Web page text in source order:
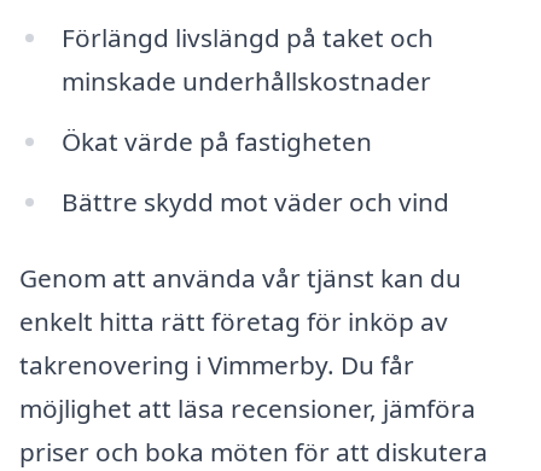
Förlängd livslängd på taket och
minskade underhållskostnader
Ökat värde på fastigheten
Bättre skydd mot väder och vind
Genom att använda vår tjänst kan du
enkelt hitta rätt företag för inköp av
takrenovering i Vimmerby. Du får
möjlighet att läsa recensioner, jämföra
priser och boka möten för att diskutera